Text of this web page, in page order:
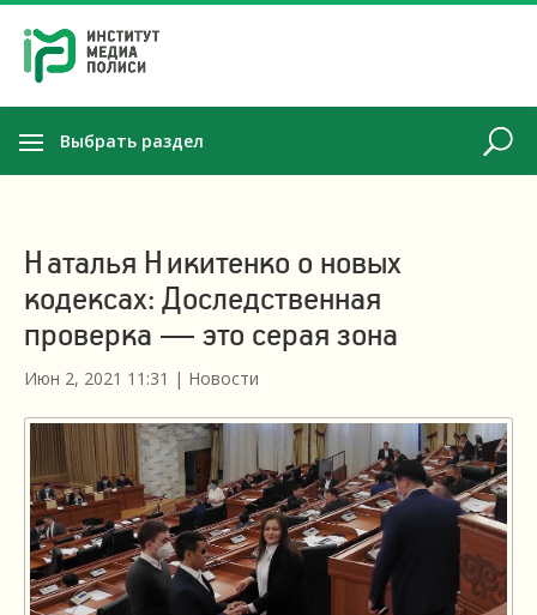
Выбрать раздел
Наталья Никитенко о новых
кодексах: Доследственная
проверка — это серая зона
Июн 2, 2021 11:31 | Новости